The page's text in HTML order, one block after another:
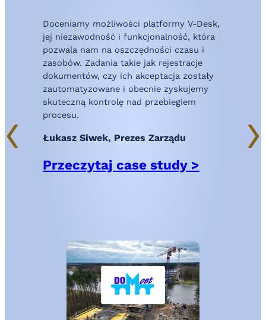
Doceniamy możliwości platformy V-Desk,
jej niezawodność i funkcjonalność, która
pozwala nam na oszczędności czasu i
zasobów. Zadania takie jak rejestracje
dokumentów, czy ich akceptacja zostały
zautomatyzowane i obecnie zyskujemy
skuteczną kontrolę nad przebiegiem
procesu.
Łukasz Siwek, Prezes Zarządu
Przeczytaj case study >